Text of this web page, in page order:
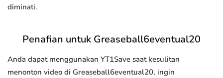
diminati.
Penafian untuk Greaseball6eventual20
Anda dapat menggunakan YT1Save saat kesulitan
menonton video di Greaseball6eventual20, ingin